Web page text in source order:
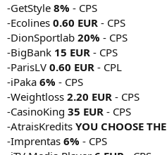
-GetStyle 8% - CPS
-Ecolines 0.60 EUR - CPS
-DionSportlab 20% - CPS
-BigBank 15 EUR - CPS
-ParisLV 0.60 EUR - CPL
-iPaka 6% - CPS
-Weightloss 2.20 EUR - CPS
-CasinoKing 35 EUR - CPS
-AtraisKredits YOU CHOOSE
-Imprentas 6% - CPS